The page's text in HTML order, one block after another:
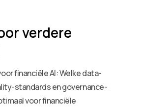
verdere
financiële AI: Welke data-
standards en governance-
voor financiële